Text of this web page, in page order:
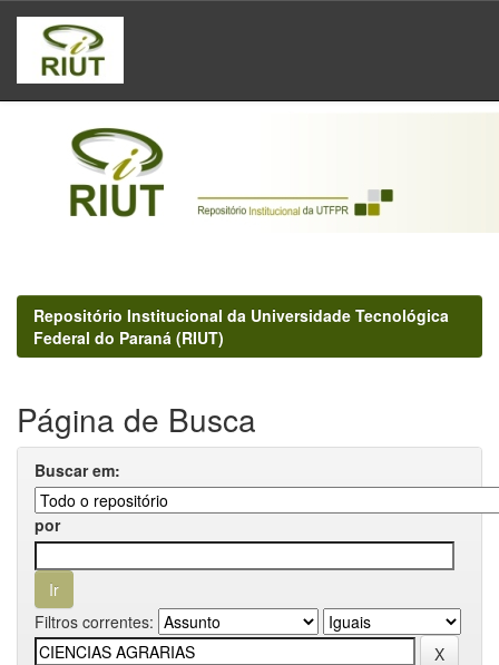
Skip
navigation
Repositório Institucional da Universidade Tecnológica
Federal do Paraná (RIUT)
Página de Busca
Buscar em:
por
Filtros correntes: